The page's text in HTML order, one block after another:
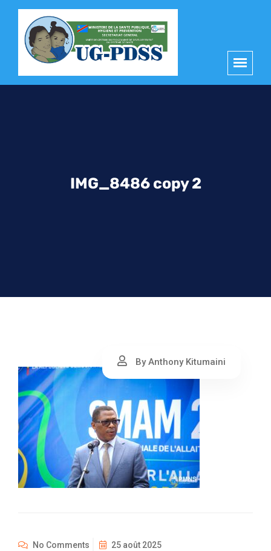
IMG_8486 copy 2
By Anthony Kitumaini
No Comments 25 août 2025